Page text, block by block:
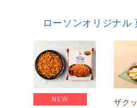
ローソンオリジナ
NEW
ザク